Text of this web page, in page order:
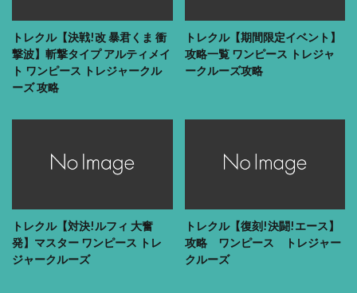
トレクル【決戦!改 暴君くま 衝
撃波】斬撃タイプ アルティメイ
ト ワンピース トレジャークル
ーズ 攻略
トレクル【期間限定イベント】
攻略一覧 ワンピース トレジャ
ークルーズ攻略
トレクル【対決!ルフィ 大奮
発】マスター ワンピース トレ
ジャークルーズ
トレクル【復刻!決闘!エース】
攻略 ワンピース トレジャー
クルーズ